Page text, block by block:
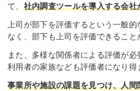
て、 社内調査ツールを導入する会社
上司が部下を評価するという一般
なく、部下も上司を評価できること
また、多様な関係者による評価が
利用者の家族なども評価者になり得
事業所や施設の課題を見つけ、人